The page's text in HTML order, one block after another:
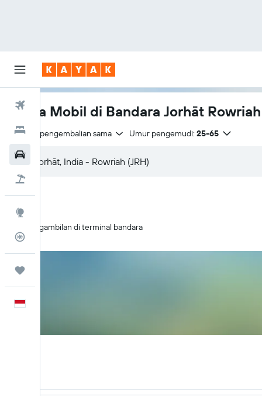
Tiket Pesawat
Hotel
Sewa Mobil di Bandara Jorhāt Rowriah
Tempat pengembalian sama Umur pengemudi: 25-65
Pengambilan di terminal bandara